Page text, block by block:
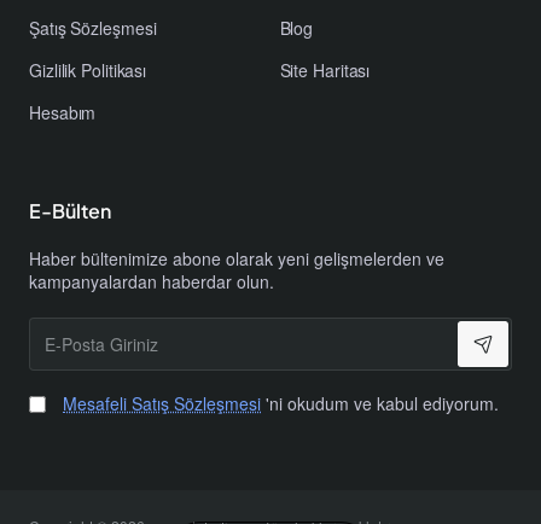
Şatış Sözleşmesi
Gizlilik Politikası
Hesabım
Blog
Site Haritası
E-Bülten
Haber bültenimize abone olarak yeni gelişmelerden ve
kampanyalardan haberdar olun.
Posta
Giriniz
Mesafeli Satış Sözleşmesi 'ni okudum ve kabul ediyorum.